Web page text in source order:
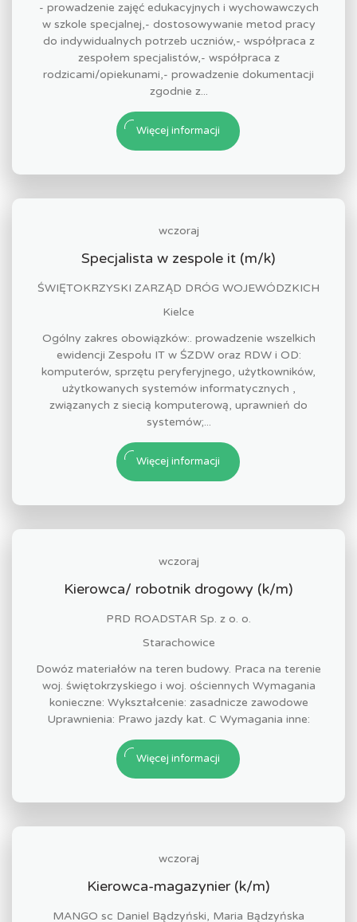
- prowadzenie zajęć edukacyjnych i wychowawczych
w szkole specjalnej,- dostosowywanie metod pracy
do indywidualnych potrzeb uczniów,- współpraca z
zespołem specjalistów,- współpraca z
rodzicami/opiekunami,- prowadzenie dokumentacji
zgodnie z...
Więcej informacji
wczoraj
Specjalista w zespole it (m/k)
ŚWIĘTOKRZYSKI ZARZĄD DRÓG WOJEWÓDZKICH
Kielce
Ogólny zakres obowiązków:. prowadzenie wszelkich
ewidencji Zespołu IT w ŚZDW oraz RDW i OD:
komputerów, sprzętu peryferyjnego, użytkowników,
użytkowanych systemów informatycznych ,
związanych z siecią komputerową, uprawnień do
systemów;...
Więcej informacji
wczoraj
Kierowca/ robotnik drogowy (k/m)
PRD ROADSTAR Sp. z o. o.
Starachowice
Dowóz materiałów na teren budowy. Praca na terenie
woj. świętokrzyskiego i woj. ościennych Wymagania
konieczne: Wykształcenie: zasadnicze zawodowe
Uprawnienia: Prawo jazdy kat. C Wymagania inne:
Więcej informacji
wczoraj
Kierowca-magazynier (k/m)
MANGO sc Daniel Bądzyński, Maria Bądzyńska